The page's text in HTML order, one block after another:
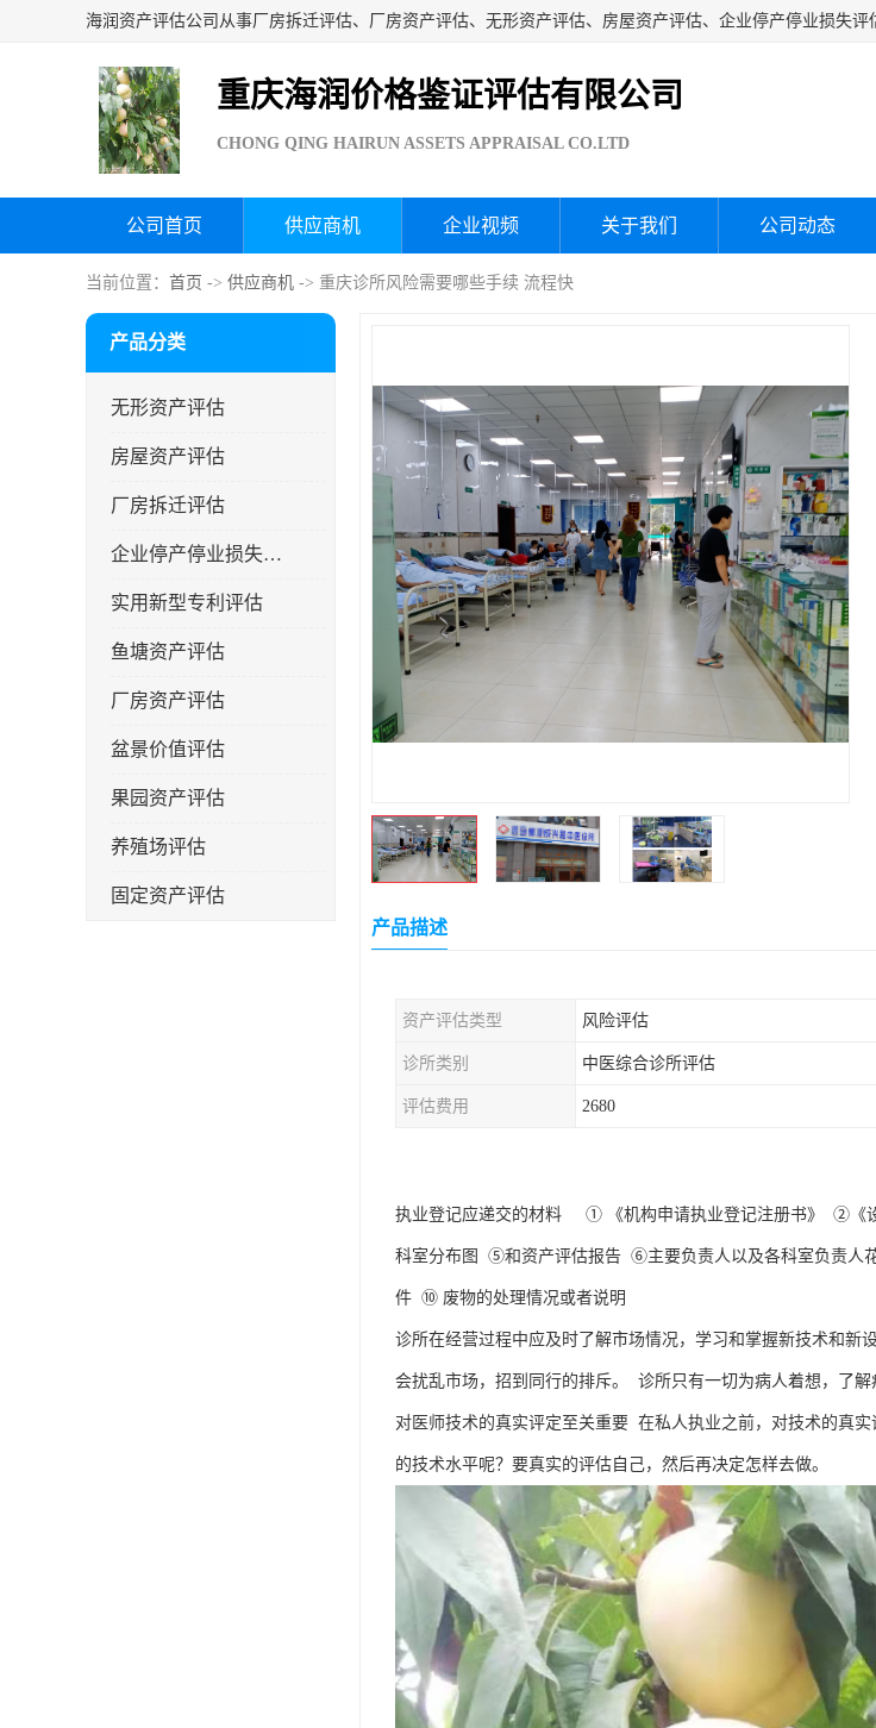
重庆海润价格鉴证评估有限公司
CHONG QING HAIRUN ASSETS APPRAISAL CO.LTD
公司首页 供应商机 企业视频 关于我们 公司动态
当前位置： 首页 -> 供应商机 -> 重庆诊所风险需要哪些手续 流程快
产品分类
无形资产评估
房屋资产评估
厂房拆迁评估
企业停产停业损失评估
实用新型专利评估
鱼塘资产评估
厂房资产评估
盆景价值评估
果园资产评估
养殖场评估
固定资产评估
产品描述
资产评估类型 风险评估
诊所类别 中医综合诊所评估
评估费用 2680
执业登记应递交的材料 ① 《机构申请执业登记注册书》 ②《
科室分布图 ⑤和资产评估报告 ⑥主要负责人以及各科室负责
件 ⑩ 废物的处理情况或者说明
诊所在经营过程中应及时了解市场情况，学习和掌握新技术和新
会扰乱市场，招到同行的排斥。 诊所只有一切为病人着想，了
对医师技术的真实评定至关重要 在私人执业之前，对技术的真
的技术水平呢？要真实的评估自己，然后再决定怎样去做。